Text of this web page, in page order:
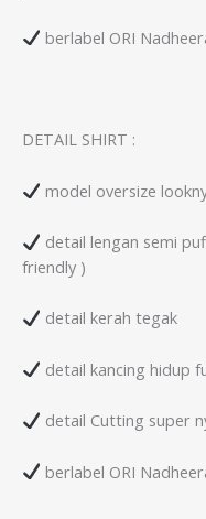
berlabel ORI
DETAIL SHIRT :
model oversize
detail lengan semi
friendly )
detail kerah tegak
detail kancing hidup
detail Cutting super
berlabel ORI